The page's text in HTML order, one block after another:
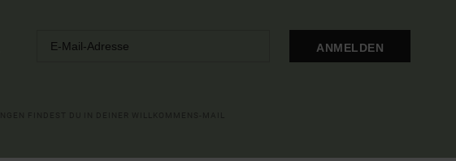
ANMELDEN